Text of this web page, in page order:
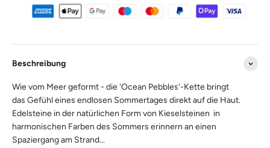
Beschreibung
Wie vom Meer geformt - die 'Ocean Pebbles'-Kette bringt
das Gefühl eines endlosen Sommertages direkt auf die Haut.
Edelsteine in der natürlichen Form von Kieselsteinen in
harmonischen Farben des Sommers erinnern an einen
Spaziergang am Strand...